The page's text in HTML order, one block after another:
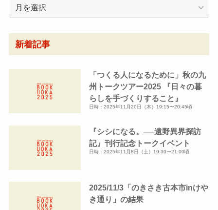
ー
カ
新着記事
「つくる人になるために」秋の九
州トークツアー2025 『日々の暮
らしを手づくりすること』
日時：2025年11月20日（木）19:15〜20:45頃
『シシになる。──遠野異界探訪
記』刊行記念トークイベント
日時：2025年11月8日（土）19:30〜21:00頃
2025/11/3「のきさき古本市inけや
き通り」の結果